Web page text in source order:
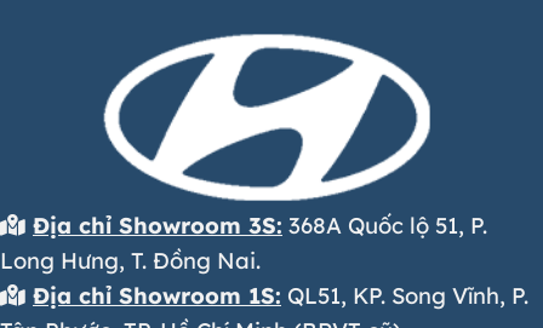
Địa chỉ Showroom 3S: 368A Quốc lộ 51, P.
Long Hưng, T. Đồng Nai.
Địa chỉ Showroom 1S: QL51, KP. Song Vĩnh, P.